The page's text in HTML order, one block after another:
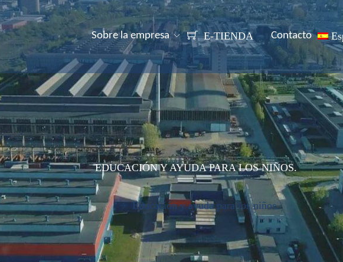
Sobre la empresa E-TIENDA Contacto
EDUCACIÓN Y AYUDA PARA LOS NIÑOS.
Educación y ayuda para los niños.